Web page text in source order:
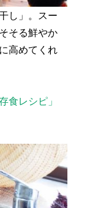
し」。スー
そる鮮やか
高めてくれ
食レシピ」